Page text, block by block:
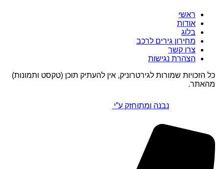
ראשי
אודות
בלוג
מחירון גירים לרכב
צרו קשר
הצהרת נגישות
כל הזכויות שמורות לגירטרוניק, אין להעתיק תוכן (טקסט ותמונות)
מהאתר.
נבנה ומתוחזק ע”י